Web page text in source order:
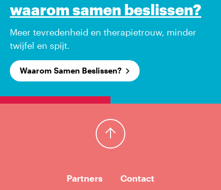
waarom samen beslissen?
Meer tevredenheid en therapietrouw, minder
twijfel en spijt.
Waarom Samen Beslissen?
Terug naar boven
Partners Contact